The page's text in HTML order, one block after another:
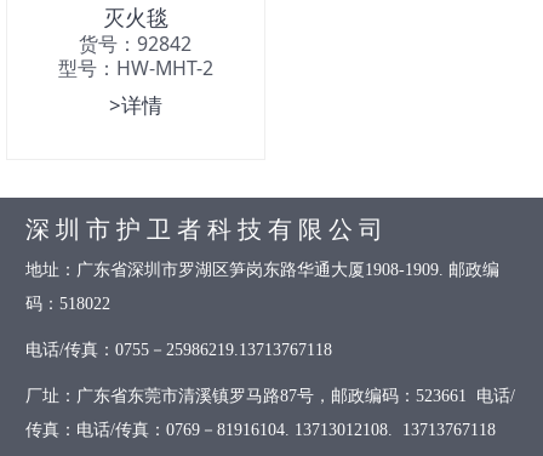
灭火毯
货号：92842
型号：HW-MHT-2
>详情
深 圳 市 护 卫 者 科 技 有 限 公 司
地址：广东省深圳市罗湖区笋岗东路华通大厦1908-1909. 邮政编
码：518022
电话/传真：0755－25986219.13713767118
厂址：广东省东莞市清溪镇罗马路87号，邮政编码：523661 电话/
传真：电话/传真：0769－81916104. 13713012108. 13713767118